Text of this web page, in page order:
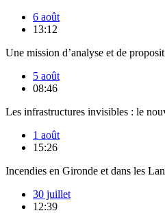
6 août
13:12
Une mission d’analyse et de
5 août
08:46
Les infrastructures invisibles : le
1 août
15:26
Incendies en Gironde et dans les
30 juillet
12:39